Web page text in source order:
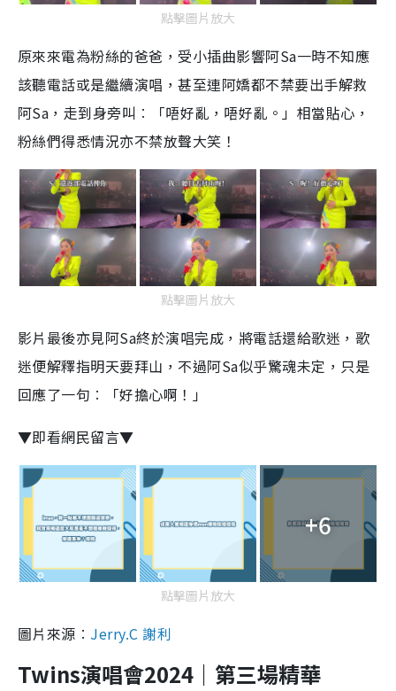
點擊圖片放大
原來來電為粉絲的爸爸，受小插曲影響阿Sa一時不知應
該聽電話或是繼續演唱，甚至連阿嬌都不禁要出手解救
阿Sa，走到身旁叫︰「唔好亂，唔好亂。」相當貼心，
粉絲們得悉情況亦不禁放聲大笑！
點擊圖片放大
影片最後亦見阿Sa終於演唱完成，將電話還給歌迷，歌
迷便解釋指明天要拜山，不過阿Sa似乎驚魂未定，只是
回應了一句︰「好擔心啊！」
▼即看網民留言▼
+6
點擊圖片放大
圖片來源︰ Jerry.C 謝利
Twins演唱會2024｜第三場精華